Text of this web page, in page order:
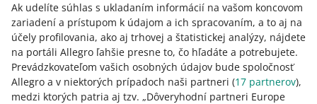
Ak udelíte súhlas s ukladaním informácií na vašom koncovom
zariadení a prístupom k údajom a ich spracovaním, a to aj na
účely profilovania, ako aj trhovej a štatistickej analýzy, nájdete
na portáli Allegro ľahšie presne to, čo hľadáte a potrebujete.
Prevádzkovateľom vašich osobných údajov bude spoločnosť
Allegro a v niektorých prípadoch naši partneri (17 partnerov),
medzi ktorých patria aj tzv. „Dôveryhodní partneri Europe
Účtovný mesiac
Keďže na portáli Allegro platí systém mesačného
vyúčtovania, účtovný mesiac zahŕňa obdobie od prvého
do posledného dňa kalendárneho mesiaca.